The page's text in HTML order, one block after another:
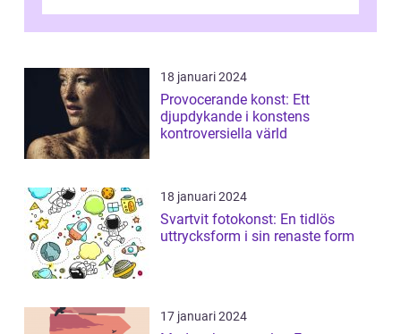
18 januari 2024
Provocerande konst: Ett
djupdykande i konstens
kontroversiella värld
18 januari 2024
Svartvit fotokonst: En tidlös
uttrycksform i sin renaste form
17 januari 2024